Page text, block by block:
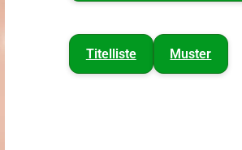
Titelliste Muster